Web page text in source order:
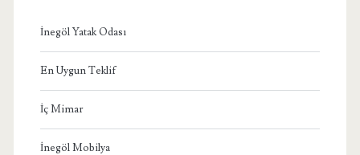
İnegöl Yatak Odası
En Uygun Teklif
İç Mimar
İnegöl Mobilya